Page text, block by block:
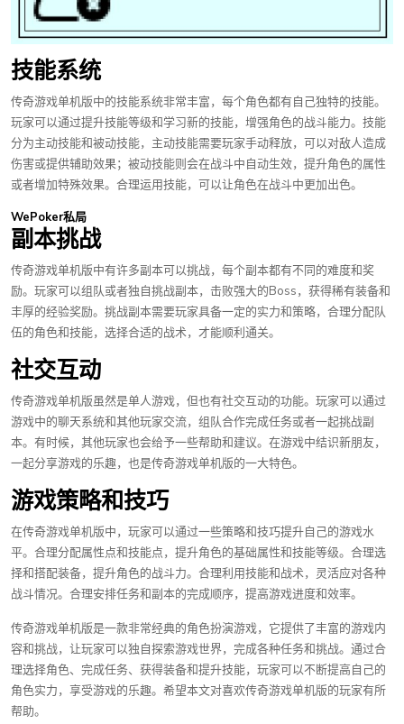
技能系统
传奇游戏单机版中的技能系统非常丰富，每个角色都有自己独特的技能。
玩家可以通过提升技能等级和学习新的技能，增强角色的战斗能力。技能
分为主动技能和被动技能，主动技能需要玩家手动释放，可以对敌人造成
伤害或提供辅助效果；被动技能则会在战斗中自动生效，提升角色的属性
或者增加特殊效果。合理运用技能，可以让角色在战斗中更加出色。
WePoker私局
副本挑战
传奇游戏单机版中有许多副本可以挑战，每个副本都有不同的难度和奖
励。玩家可以组队或者独自挑战副本，击败强大的Boss，获得稀有装备和
丰厚的经验奖励。挑战副本需要玩家具备一定的实力和策略，合理分配队
伍的角色和技能，选择合适的战术，才能顺利通关。
社交互动
传奇游戏单机版虽然是单人游戏，但也有社交互动的功能。玩家可以通过
游戏中的聊天系统和其他玩家交流，组队合作完成任务或者一起挑战副
本。有时候，其他玩家也会给予一些帮助和建议。在游戏中结识新朋友，
一起分享游戏的乐趣，也是传奇游戏单机版的一大特色。
游戏策略和技巧
在传奇游戏单机版中，玩家可以通过一些策略和技巧提升自己的游戏水
平。合理分配属性点和技能点，提升角色的基础属性和技能等级。合理选
择和搭配装备，提升角色的战斗力。合理利用技能和战术，灵活应对各种
战斗情况。合理安排任务和副本的完成顺序，提高游戏进度和效率。
传奇游戏单机版是一款非常经典的角色扮演游戏，它提供了丰富的游戏内
容和挑战，让玩家可以独自探索游戏世界，完成各种任务和挑战。通过合
理选择角色、完成任务、获得装备和提升技能，玩家可以不断提高自己的
角色实力，享受游戏的乐趣。希望本文对喜欢传奇游戏单机版的玩家有所
帮助。